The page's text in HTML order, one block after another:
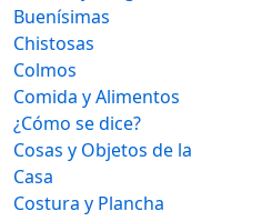
Buenísimas
Chistosas
Colmos
Comida y Alimentos
¿Cómo se dice?
Cosas y Objetos de la
Casa
Costura y Plancha